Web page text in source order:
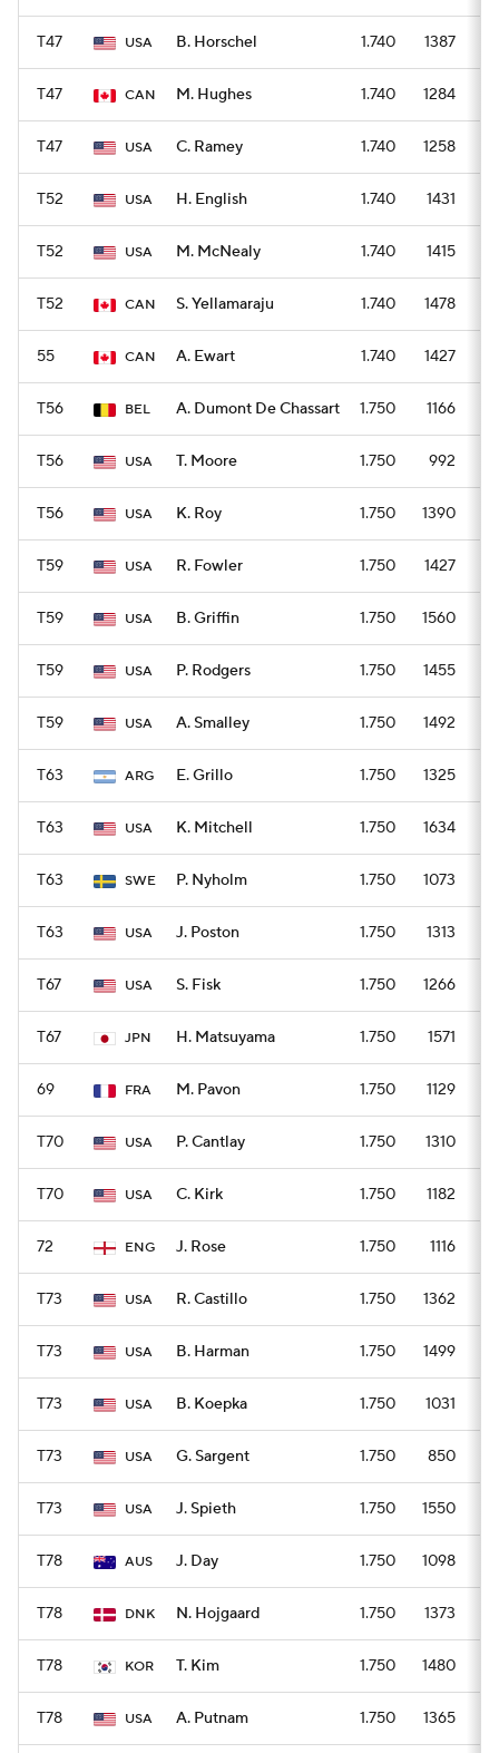
T47 USA B. Horschel 1.740 1387
T47 CAN M. Hughes 1.740 1284
T47 USA C. Ramey 1.740 1258
T52 USA H. English 1.740 1431
T52 USA M. McNealy 1.740 1415
T52 CAN S. Yellamaraju 1.740 1478
55 CAN A. Ewart 1.740 1427
T56 BEL A. Dumont De Chassart 1.750 1166
T56 USA T. Moore 1.750 992
T56 USA K. Roy 1.750 1390
T59 USA R. Fowler 1.750 1427
T59 USA B. Griffin 1.750 1560
T59 USA P. Rodgers 1.750 1455
T59 USA A. Smalley 1.750 1492
T63 ARG E. Grillo 1.750 1325
T63 USA K. Mitchell 1.750 1634
T63 SWE P. Nyholm 1.750 1073
T63 USA J. Poston 1.750 1313
T67 USA S. Fisk 1.750 1266
T67 JPN H. Matsuyama 1.750 1571
69 FRA M. Pavon 1.750 1129
T70 USA P. Cantlay 1.750 1310
T70 USA C. Kirk 1.750 1182
72 ENG J. Rose 1.750 1116
T73 USA R. Castillo 1.750 1362
T73 USA B. Harman 1.750 1499
T73 USA B. Koepka 1.750 1031
T73 USA G. Sargent 1.750 850
T73 USA J. Spieth 1.750 1550
T78 AUS J. Day 1.750 1098
T78 DNK N. Hojgaard 1.750 1373
T78 KOR T. Kim 1.750 1480
T78 USA A. Putnam 1.750 1365